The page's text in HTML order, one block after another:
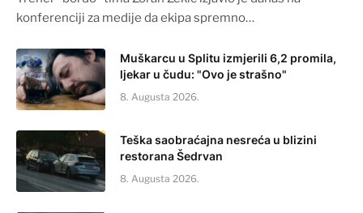
konferenciji za medije da ekipa spremno…
Muškarcu u Splitu izmjerili 6,2 promila,
ljekar u čudu: "Ovo je strašno"
8. Augusta 2026.
Teška saobraćajna nesreća u blizini
restorana Šedrvan
8. Augusta 2026.